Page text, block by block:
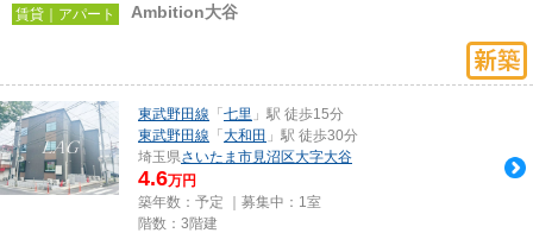
賃貸｜アパート Ambition大谷
東武野田線 「 七里 」駅 徒歩15分
東武野田線 「 大和田 」駅 徒歩30分
埼玉県さいたま市見沼区大字大谷
4.6万円
築年数：予定 ｜募集中： 1室
階数：3階建